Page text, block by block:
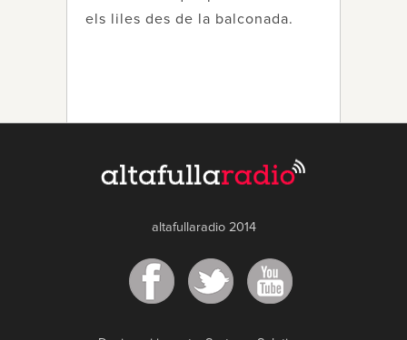
els liles des de la balconada.
altafullaradio 2014